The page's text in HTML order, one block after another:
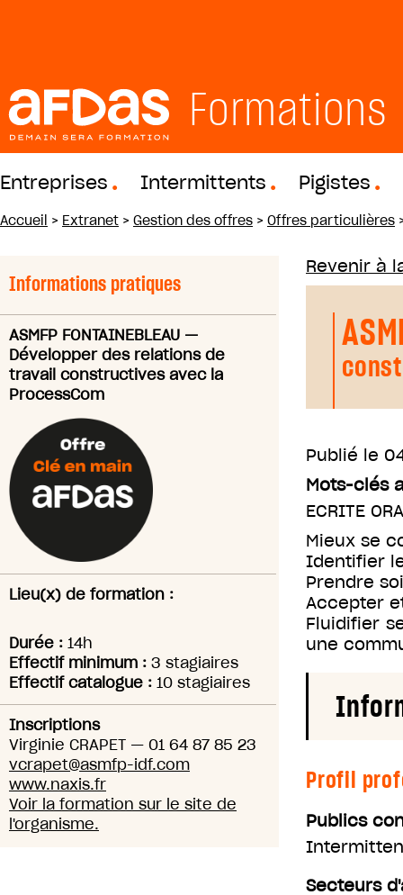
Formations
Entreprises Intermittents Pigistes
Accueil > Extranet > Gestion des offres > Offres particulières
Informations pratiques
ASMFP FONTAINEBLEAU —
Développer des relations de
travail constructives avec la
ProcessCom
Lieu(x) de formation :
Durée : 14h
Effectif minimum : 3 stagiaires
Effectif catalogue : 10 stagiaires
Inscriptions
Virginie CRAPET — 01 64 87 85 23
vcrapet@asmfp-idf.com
www.naxis.fr
Voir la formation sur le site de
l'organisme.
Revenir à
Publié le
Mots-clés
ECRITE
Mieux se
Identifier
Prendre
Accepter
Fluidifier
une
Profil
Publics
Secteurs